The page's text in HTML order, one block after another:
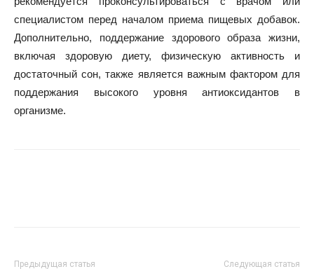
специалистом перед началом приема пищевых добавок.
Дополнительно, поддержание здорового образа жизни,
включая здоровую диету, физическую активность и
достаточный сон, также является важным фактором для
поддержания высокого уровня антиоксидантов в
организме.
Предыдущая статья Следующая статья